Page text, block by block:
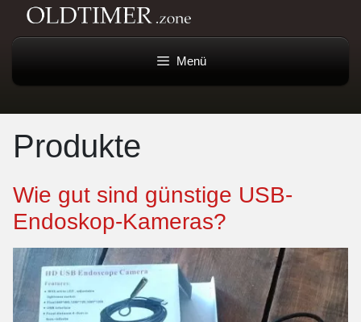
Menü
Produkte
Wie gut sind günstige USB-
Endoskop-Kameras?